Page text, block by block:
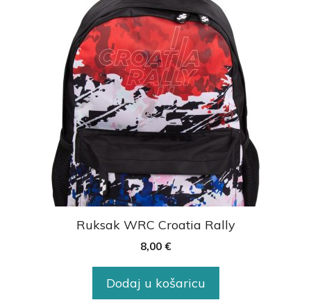
Ruksak WRC Croatia Rally
8,00 €
Dodaj u košaricu